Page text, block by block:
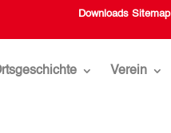
Downloads Sitemap
Verein